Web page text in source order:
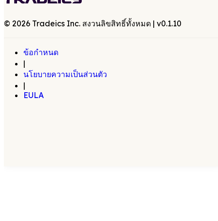
© 2026 Tradeics Inc. สงวนลิขสิทธิ์ทั้งหมด | v0.1.10
ข้อกำหนด
|
นโยบายความเป็นส่วนตัว
|
EULA